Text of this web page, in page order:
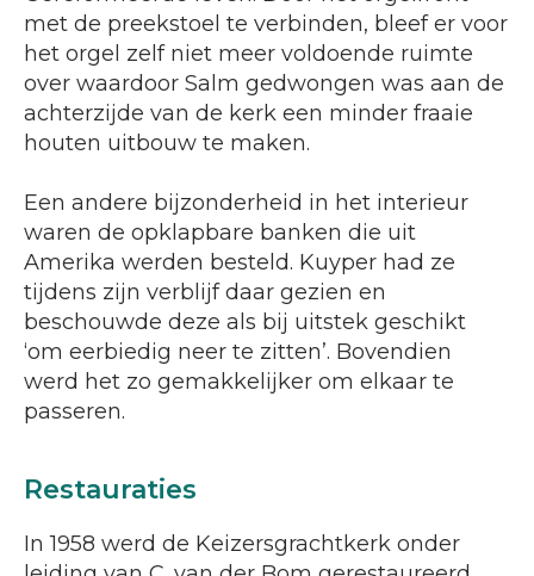
met de preekstoel te verbinden, bleef er voor
het orgel zelf niet meer voldoende ruimte
over waardoor Salm gedwongen was aan de
achterzijde van de kerk een minder fraaie
houten uitbouw te maken.
Een andere bijzonderheid in het interieur
waren de opklapbare banken die uit
Amerika werden besteld. Kuyper had ze
tijdens zijn verblijf daar gezien en
beschouwde deze als bij uitstek geschikt
‘om eerbiedig neer te zitten’. Bovendien
werd het zo gemakkelijker om elkaar te
passeren.
Restauraties
In 1958 werd de Keizersgrachtkerk onder